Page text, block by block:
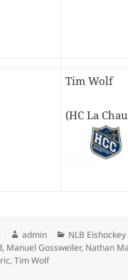
Tim Wolf
(HC La
Autor
admin Kategorien
NLB Eishockey
, Manuel Gossweiler, Nathan
,Tim Wolf